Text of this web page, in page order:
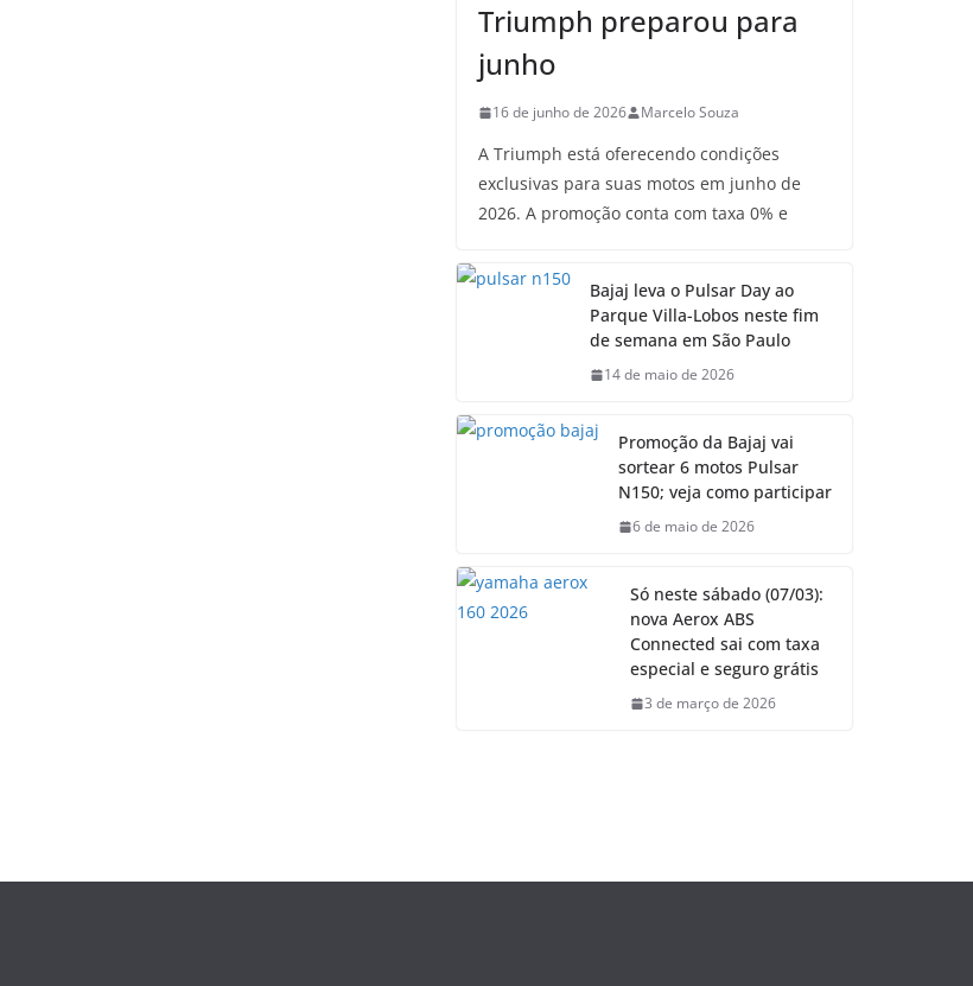
Triumph preparou para
junho
16 de junho de 2026 Marcelo Souza
A Triumph está oferecendo condições
exclusivas para suas motos em junho de
2026. A promoção conta com taxa 0% e
Bajaj leva o Pulsar Day ao
Parque Villa-Lobos neste fim
de semana em São Paulo
14 de maio de 2026
Promoção da Bajaj vai
sortear 6 motos Pulsar
N150; veja como participar
6 de maio de 2026
Só neste sábado (07/03):
nova Aerox ABS
Connected sai com taxa
especial e seguro grátis
3 de março de 2026